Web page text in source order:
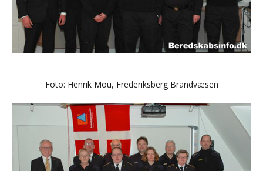
Foto: Henrik Mou, Frederiksberg Brandvæsen